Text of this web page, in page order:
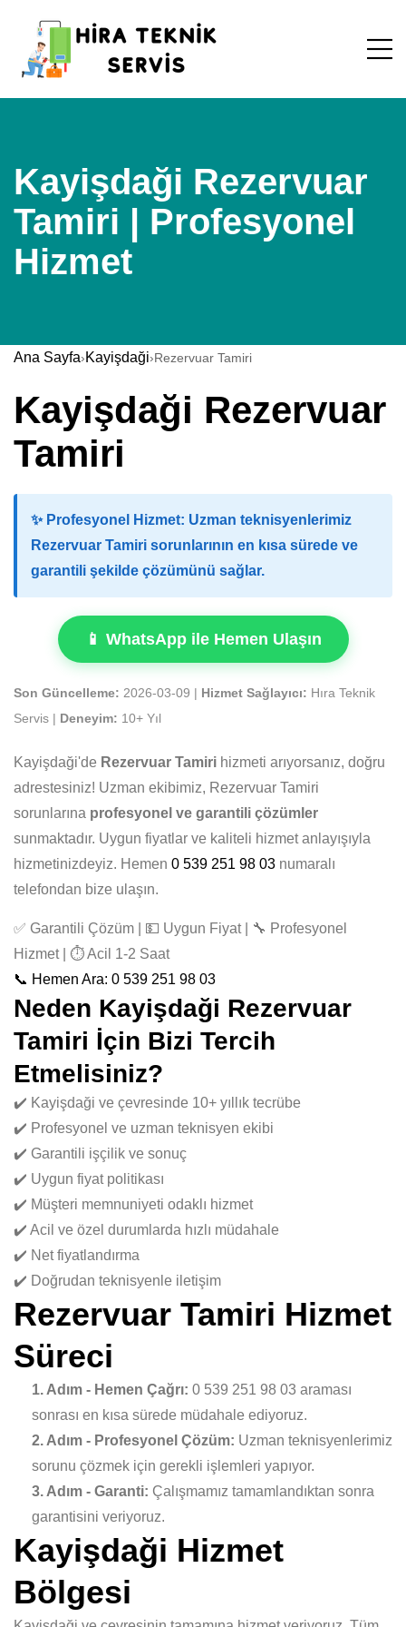
Kayişdaği Rezervuar
Tamiri | Profesyonel
Hizmet
Ana Sayfa›Kayişdaği›Rezervuar Tamiri
Kayişdaği Rezervuar
Tamiri
✨ Profesyonel Hizmet: Uzman teknisyenlerimiz
Rezervuar Tamiri sorunlarının en kısa sürede ve
garantili şekilde çözümünü sağlar.
📱 WhatsApp ile Hemen Ulaşın
Son Güncelleme: 2026-03-09 | Hizmet Sağlayıcı: Hıra Teknik
Servis |
Deneyim: 10+ Yıl
Kayişdaği'de Rezervuar Tamiri hizmeti arıyorsanız, doğru
adrestesiniz! Uzman ekibimiz, Rezervuar Tamiri
sorunlarına profesyonel ve garantili çözümler
sunmaktadır. Uygun fiyatlar ve kaliteli hizmet anlayışıyla
hizmetinizdeyiz. Hemen 0 539 251 98 03 numaralı
telefondan bize ulaşın.
✅ Garantili Çözüm | 💵 Uygun Fiyat | 🔧 Profesyonel
Hizmet | ⏱️ Acil 1-2 Saat
📞 Hemen Ara: 0 539 251 98 03
Neden Kayişdaği Rezervuar
Tamiri İçin Bizi Tercih
Etmelisiniz?
✔️ Kayişdaği ve çevresinde 10+ yıllık tecrübe
✔️ Profesyonel ve uzman teknisyen ekibi
✔️ Garantili işçilik ve sonuç
✔️ Uygun fiyat politikası
✔️ Müşteri memnuniyeti odaklı hizmet
✔️ Acil ve özel durumlarda hızlı müdahale
✔️ Net fiyatlandırma
✔️ Doğrudan teknisyenle iletişim
Rezervuar Tamiri Hizmet
Süreci
1. Adım - Hemen Çağrı: 0 539 251 98 03 araması
sonrası en kısa sürede müdahale ediyoruz.
2. Adım - Profesyonel Çözüm: Uzman teknisyenlerimiz
sorunu çözmek için gerekli işlemleri yapıyor.
3. Adım - Garanti: Çalışmamız tamamlandıktan sonra
garantisini veriyoruz.
Kayişdaği Hizmet
Bölgesi